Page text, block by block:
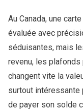
Au Canada, une
évaluée avec
séduisantes, mais
revenu, les plafonds
changent vite la
surtout intéressante
de payer son solde